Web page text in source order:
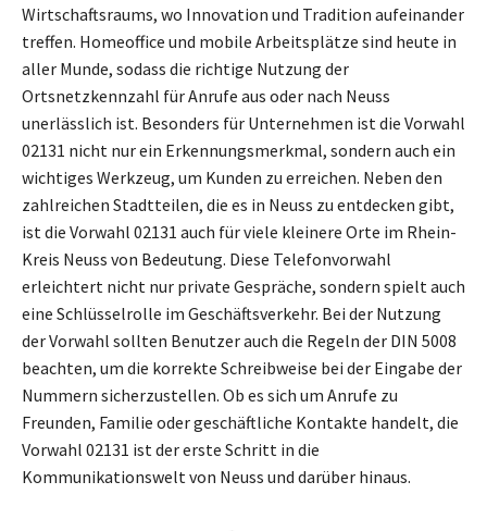
Wirtschaftsraums, wo Innovation und Tradition aufeinander
treffen. Homeoffice und mobile Arbeitsplätze sind heute in
aller Munde, sodass die richtige Nutzung der
Ortsnetzkennzahl für Anrufe aus oder nach Neuss
unerlässlich ist. Besonders für Unternehmen ist die Vorwahl
02131 nicht nur ein Erkennungsmerkmal, sondern auch ein
wichtiges Werkzeug, um Kunden zu erreichen. Neben den
zahlreichen Stadtteilen, die es in Neuss zu entdecken gibt,
ist die Vorwahl 02131 auch für viele kleinere Orte im Rhein-
Kreis Neuss von Bedeutung. Diese Telefonvorwahl
erleichtert nicht nur private Gespräche, sondern spielt auch
eine Schlüsselrolle im Geschäftsverkehr. Bei der Nutzung
der Vorwahl sollten Benutzer auch die Regeln der DIN 5008
beachten, um die korrekte Schreibweise bei der Eingabe der
Nummern sicherzustellen. Ob es sich um Anrufe zu
Freunden, Familie oder geschäftliche Kontakte handelt, die
Vorwahl 02131 ist der erste Schritt in die
Kommunikationswelt von Neuss und darüber hinaus.